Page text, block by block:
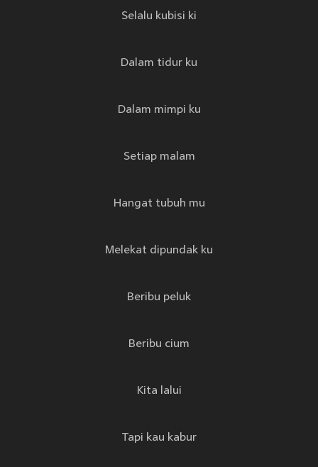
Selalu kubisi ki
Dalam tidur ku
Dalam mimpi ku
Setiap malam
Hangat tubuh mu
Melekat dipundak ku
Beribu peluk
Beribu cium
Kita lalui
Tapi kau kabur